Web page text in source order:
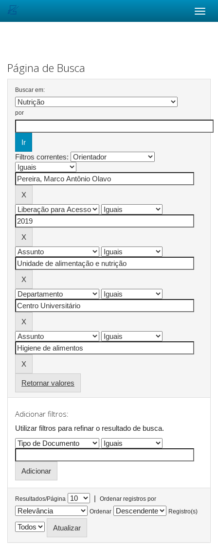
Página de Busca
Buscar em:
por
Filtros correntes:
Retornar valores
Adicionar filtros:
Utilizar filtros para refinar o resultado de busca.
Resultados/Página |
Ordenar registros por
Ordenar
Registro(s)